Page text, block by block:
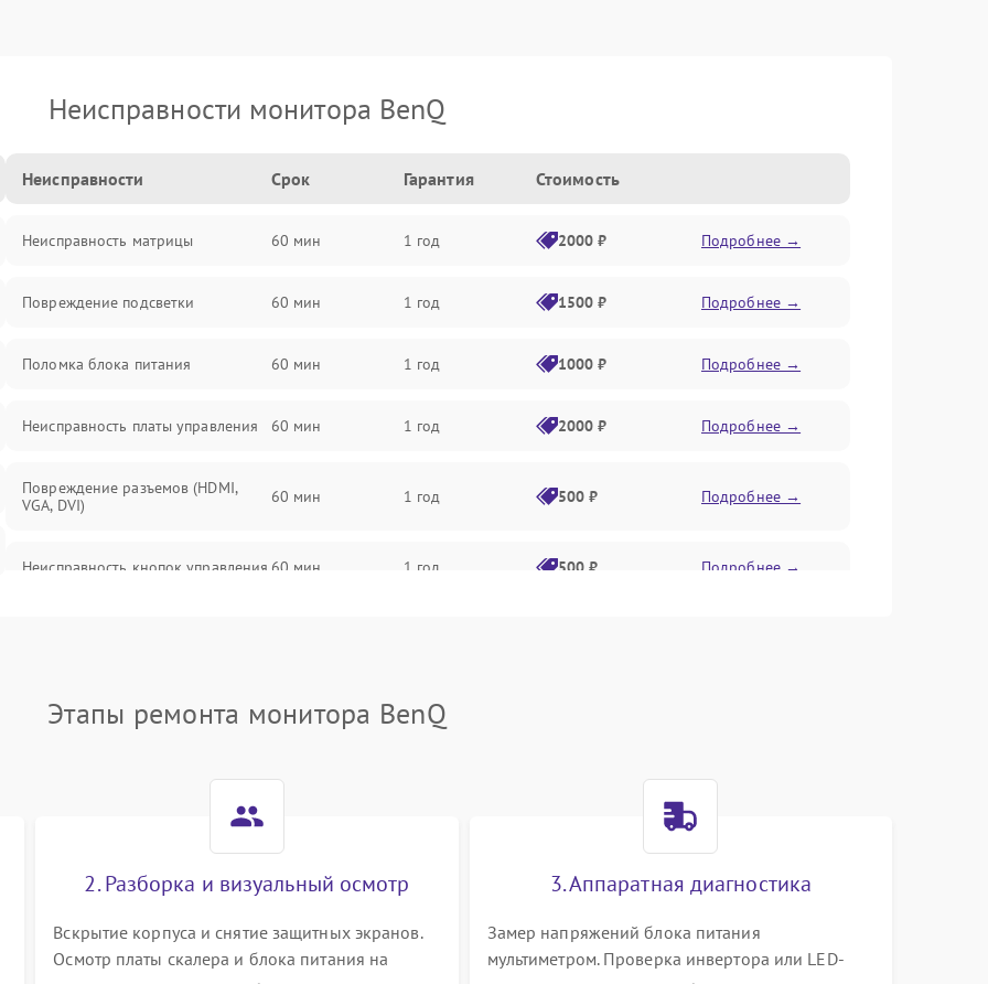
Неисправности монитора BenQ
Неисправности Срок Гарантия Стоимость
Неисправность матрицы 60 мин 1 год 2000 ₽ Подробнее →
Повреждение подсветки 60 мин 1 год 1500 ₽ Подробнее →
Поломка блока питания 60 мин 1 год 1000 ₽ Подробнее →
Неисправность платы управления 60 мин 1 год 2000 ₽ Подробнее →
Повреждение разъемов (HDMI,
VGA, DVI)
60 мин 1 год 500 ₽ Подробнее →
Неисправность кнопок управления 60 мин 1 год 500 ₽ Подробнее →
Поломка системы автоматического
короткого замыкания
Этапы ремонта монитора BenQ
2. Разборка и визуальный осмотр
Вскрытие корпуса и снятие защитных экранов.
Осмотр платы скалера и блока питания на
3. Аппаратная диагностика
Замер напряжений блока питания
мультиметром. Проверка инвертора или LED-